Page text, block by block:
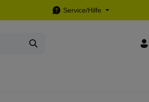
Service/Hilfe